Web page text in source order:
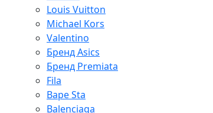
Louis Vuitton
Michael Kors
Valentino
Бренд Asics
Бренд Premiata
Fila
Bape Sta
Balenciaga